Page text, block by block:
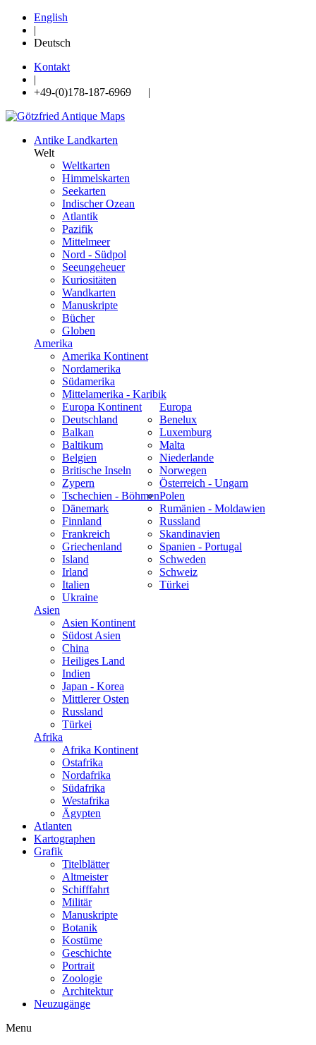
English
|
Deutsch
Kontakt
|
+49-(0)178-187-6969 |
Antike Landkarten
Welt
Weltkarten
Himmelskarten
Seekarten
Indischer Ozean
Atlantik
Pazifik
Mittelmeer
Nord - Südpol
Seeungeheuer
Kuriositäten
Wandkarten
Manuskripte
Bücher
Globen
Amerika
Amerika Kontinent
Nordamerika
Südamerika
Mittelamerika - Karibik
Europa
Europa Kontinent
Deutschland
Balkan
Baltikum
Belgien
Britische Inseln
Zypern
Tschechien - Böhmen
Dänemark
Finnland
Frankreich
Griechenland
Island
Irland
Italien
Benelux
Luxemburg
Malta
Niederlande
Norwegen
Österreich - Ungarn
Polen
Rumänien - Moldawien
Russland
Skandinavien
Spanien - Portugal
Schweden
Schweiz
Türkei
Ukraine
Asien
Asien Kontinent
Südost Asien
China
Heiliges Land
Indien
Japan - Korea
Mittlerer Osten
Russland
Türkei
Afrika
Afrika Kontinent
Ostafrika
Nordafrika
Südafrika
Westafrika
Ägypten
Atlanten
Kartographen
Grafik
Titelblätter
Altmeister
Schifffahrt
Militär
Manuskripte
Botanik
Kostüme
Geschichte
Portrait
Zoologie
Architektur
Neuzugänge
Menu